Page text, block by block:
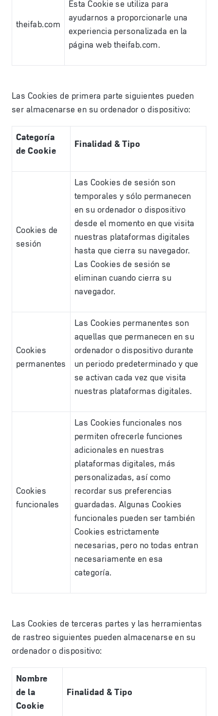
theifab.com
Esta Cookie se utiliza para
ayudarnos a proporcionarle una
experiencia personalizada en la
página web theifab.com.
Las Cookies de primera parte siguientes pueden
ser almacenarse en su ordenador o dispositivo:
Categoría
de Cookie
Finalidad & Tipo
Cookies de
sesión
Las Cookies de sesión son
temporales y sólo permanecen
en su ordenador o dispositivo
desde el momento en que visita
nuestras plataformas digitales
hasta que cierra su navegador.
Las Cookies de sesión se
eliminan cuando cierra su
navegador.
Cookies
permanentes
Las Cookies permanentes son
aquellas que permanecen en su
ordenador o dispositivo durante
un periodo predeterminado y que
se activan cada vez que visita
nuestras plataformas digitales.
Cookies
funcionales
Las Cookies funcionales nos
permiten ofrecerle funciones
adicionales en nuestras
plataformas digitales, más
personalizadas, así como
recordar sus preferencias
guardadas. Algunas Cookies
funcionales pueden ser también
Cookies estrictamente
necesarias, pero no todas entran
necesariamente en esa
categoría.
Las Cookies de terceras partes y las herramientas
de rastreo siguientes pueden almacenarse en su
ordenador o dispositivo:
Nombre
de la
Cookie
Finalidad & Tipo